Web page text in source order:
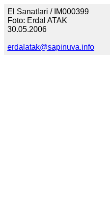
El Sanatlari / IM000399
Foto: Erdal ATAK
30.05.2006
erdalatak@sapinuva.info